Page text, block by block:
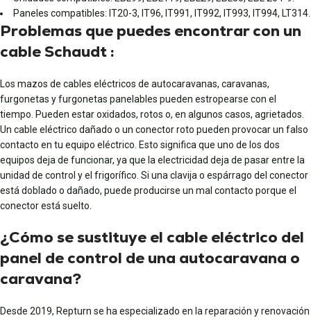
Paneles compatibles: IT20-3, IT96, IT991, IT992, IT993, IT994, LT314.
Problemas que puedes encontrar con un
cable Schaudt :
Los mazos de cables eléctricos de autocaravanas, caravanas,
furgonetas y furgonetas panelables pueden estropearse con el
tiempo. Pueden estar oxidados, rotos o, en algunos casos, agrietados.
Un cable eléctrico dañado o un conector roto pueden provocar un falso
contacto en tu equipo eléctrico. Esto significa que uno de los dos
equipos deja de funcionar, ya que la electricidad deja de pasar entre la
unidad de control y el frigorífico. Si una clavija o espárrago del conector
está doblado o dañado, puede producirse un mal contacto porque el
conector está suelto.
¿Cómo se sustituye el cable eléctrico del
panel de control de una autocaravana o
caravana?
Desde 2019, Repturn se ha especializado en la reparación y renovación